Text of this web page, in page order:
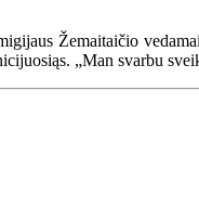
Žemaitaičio
„Man svarbu